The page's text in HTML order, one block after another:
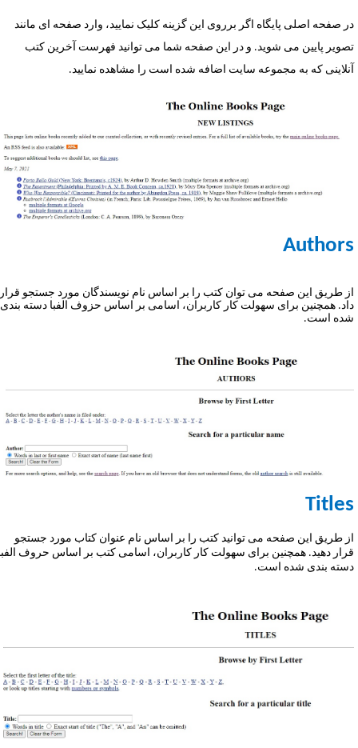
صفحه اصلی پایگاه اگر برروی این گزینه کلیک نمایید، وارد صفحه ای مانند
پایین می شوید. و در این صفحه شما می توانید فهرست آخرین کتب
که به مجموعه سایت اضافه شده است را مشاهده نمایید.
طریق این صفحه می توان کتب را بر اساس نام نویسندگان مورد جستجو قرار
همچنین برای سهولت کار کاربران، اسامی بر اساس حزوف الفبا دسته بندی
است.
طریق این صفحه می توانید کتب را بر اساس نام عنوان کتاب مورد جستجو
دهید. همچنین برای سهولت کار کاربران، اسامی کتب بر اساس حروف الفبا
بندی شده است.